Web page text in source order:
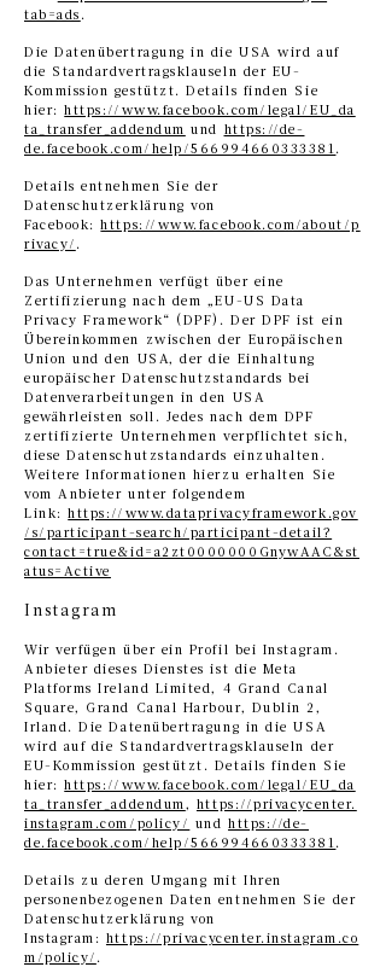
tab=ads .
Die Datenübertragung in die USA wird auf
die Standardvertragsklauseln der EU-
Kommission gestützt. Details finden Sie
hier:https://www.facebook.com/legal/EU_da
ta_transfer_addendum und https://de-
de.facebook.com/help/566994660333381.
Details entnehmen Sie der
Datenschutzerklärung von
Facebook:https://www.facebook.com/about/p
rivacy/ .
Das Unternehmen verfügt über eine
Zertifizierung nach dem „EU-US Data
Privacy Framework“ (DPF). Der DPF ist ein
Übereinkommen zwischen der Europäischen
Union und den USA, der die Einhaltung
europäischer Datenschutzstandards bei
Datenverarbeitungen in den USA
gewährleisten soll. Jedes nach dem DPF
zertifizierte Unternehmen verpflichtet sich,
diese Datenschutzstandards einzuhalten.
Weitere Informationen hierzu erhalten Sie
vom Anbieter unter folgendem
Link:https://www.dataprivacyframework.gov
/s/participant-search/participant-detail?
contact=true&id=a2zt0000000GnywAAC&st
atus=Active
Instagram
Wir verfügen über ein Profil bei Instagram.
Anbieter dieses Dienstes ist die Meta
Platforms Ireland Limited, 4 Grand Canal
Square, Grand Canal Harbour, Dublin 2,
Irland. Die Datenübertragung in die USA
wird auf die Standardvertragsklauseln der
EU-Kommission gestützt. Details finden Sie
hier:https://www.facebook.com/legal/EU_da
ta_transfer_addendum, https://privacycenter.
instagram.com/policy/
undhttps://de-
de.facebook.com/help/566994660333381.
Details zu deren Umgang mit Ihren
personenbezogenen Daten entnehmen Sie der
Datenschutzerklärung von
Instagram: https://privacycenter.instagram.co
m/policy/ .